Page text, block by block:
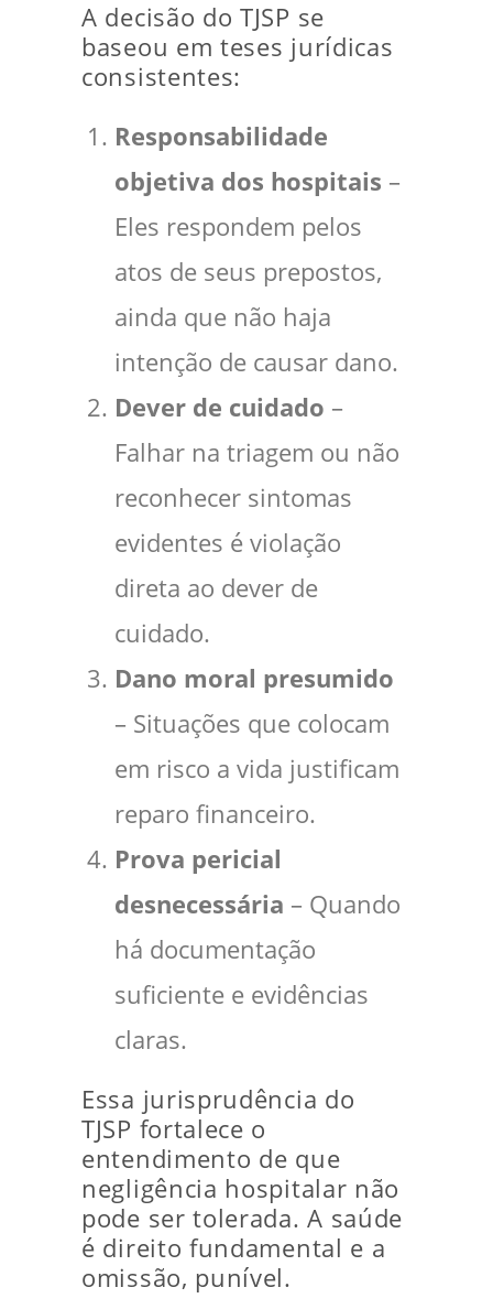
A decisão do TJSP se
baseou em teses jurídicas
consistentes:
Responsabilidade
objetiva dos hospitais –
Eles respondem pelos
atos de seus prepostos,
ainda que não haja
intenção de causar dano.
Dever de cuidado –
Falhar na triagem ou não
reconhecer sintomas
evidentes é violação
direta ao dever de
cuidado.
Dano moral presumido
– Situações que colocam
em risco a vida justificam
reparo financeiro.
Prova pericial
desnecessária – Quando
há documentação
suficiente e evidências
claras.
Essa jurisprudência do
TJSP fortalece o
entendimento de que
negligência hospitalar não
pode ser tolerada. A saúde
é direito fundamental e a
omissão, punível.